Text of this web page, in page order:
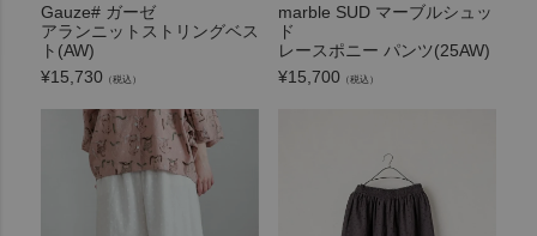
Gauze# ガーゼ
アランニットストリングベス
ト(AW)
¥15,730 （税込）
marble SUD マーブルシュッ
ド
レースポニー パンツ(25AW)
¥15,700 （税込）